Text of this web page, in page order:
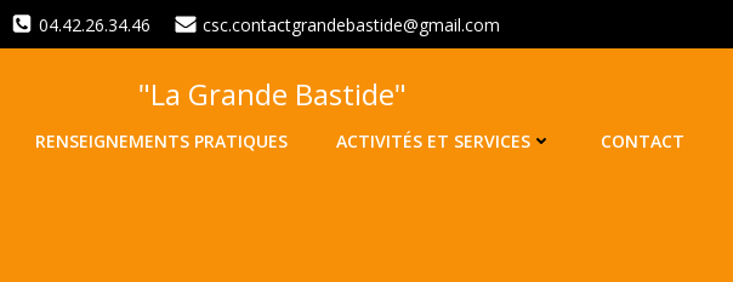
04.42.26.34.46 csc.contactgrandebastide@gmail.com
"La Grande Bastide"
RENSEIGNEMENTS PRATIQUES ACTIVITÉS ET SERVICES CONTACT